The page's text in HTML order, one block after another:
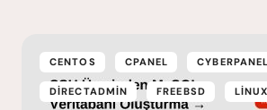
CENTOS CPANEL CYBERPANEL
DIRECTADMIN FREEBSD LINUX